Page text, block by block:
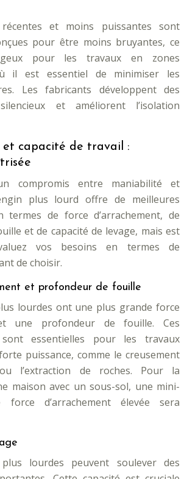
et moins puissantes sont
pour être moins bruyantes, ce
pour les travaux en zones
il est essentiel de minimiser les
Les fabricants développent des
et améliorent l’isolation
et capacité de travail :
compromis entre maniabilité et
plus lourd offre de meilleures
termes de force d’arrachement, de
et de capacité de levage, mais est
vos besoins en termes de
de choisir.
et profondeur de fouille
lourdes ont une plus grande force
et une profondeur de fouille. Ces
sont essentielles pour les travaux
puissance, comme le creusement
l’extraction de roches. Pour la
maison avec un sous-sol, une mini-
d’arrachement élevée sera
lourdes peuvent soulever des